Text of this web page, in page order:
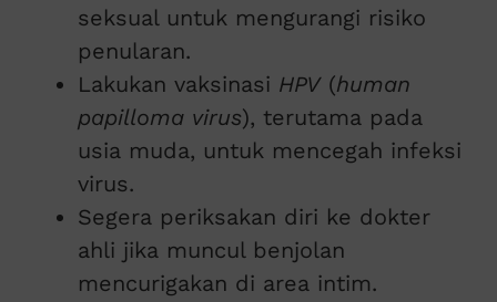
seksual untuk mengurangi risiko
penularan.
Lakukan vaksinasi HPV(human
papilloma virus), terutama pada
usia muda, untuk mencegah infeksi
virus.
Segera periksakan diri ke dokter
ahli jika muncul benjolan
mencurigakan di area intim.